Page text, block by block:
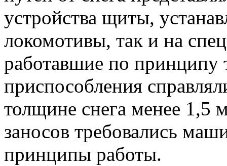
устройства щиты,
локомотивы, так и на
работавшие по принципу
приспособления
толщине снега менее
заносов требовались
принципы работы.